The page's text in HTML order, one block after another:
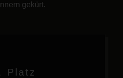
gekürt.
Platz